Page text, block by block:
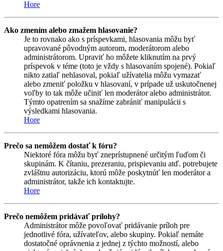
Hore
Ako zmením alebo zmažem hlasovanie?
Je to rovnako ako s príspevkami, hlasovania môžu byť
upravované pôvodným autorom, moderátorom alebo
administrátorom. Upraviť ho môžete kliknutím na prvý
príspevok v téme (toto je vždy s hlasovaním spojené). Pokiaľ
nikto zatiaľ nehlasoval, pokiaľ užívatelia môžu vymazať
alebo zmeniť položku v hlasovaní, v prípade už uskutočnenej
voľby to tak môže učiniť len moderátor alebo administrátor.
Týmto opatrením sa snažíme zabrániť manipulácii s
výsledkami hlasovania.
Hore
Prečo sa nemôžem dostať k fóru?
Niektoré fóra môžu byť zneprístupnené určitým ľuďom či
skupinám. K čítaniu, prezeraniu, prispievaniu atď. potrebujete
zvláštnu autorizáciu, ktorú môže poskytnúť len moderátor a
administrátor, takže ich kontaktujte.
Hore
Prečo nemôžem pridávať prílohy?
Administrátor môže povoľovať pridávanie príloh pre
jednotlivé fóra, užívateľov, alebo skupiny. Pokiaľ nemáte
dostatočné oprávnenia z jednej z týchto možností, alebo